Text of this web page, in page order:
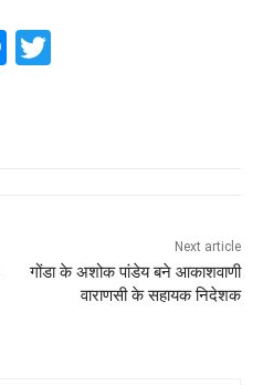
M
er
Next article
गोंडा के अशोक पांडेय बने आकाशवाणी
वाराणसी के सहायक निदेशक